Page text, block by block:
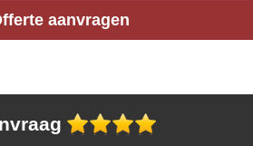
aanvragen